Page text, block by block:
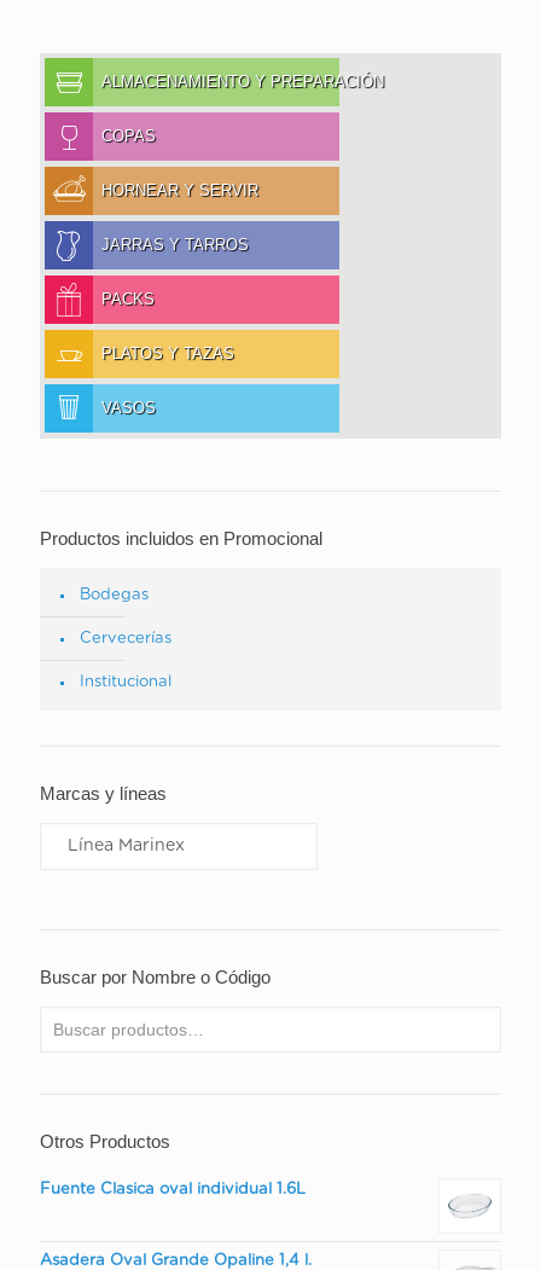
ALMACENAMIENTO Y PREPARACIÓN
COPAS
HORNEAR Y SERVIR
JARRAS Y TARROS
PACKS
PLATOS Y TAZAS
VASOS
Productos incluidos en Promocional
Bodegas
Cervecerías
Institucional
Marcas y líneas
Buscar por Nombre o Código
Otros Productos
Fuente Clasica oval individual 1.6L
Asadera Oval Grande Opaline 1,4 l.